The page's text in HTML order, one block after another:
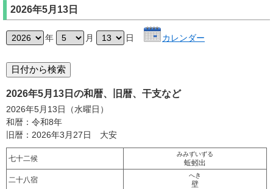
2026年5月13日
年 月 日 カレンダー
2026年5月13日の和暦、旧暦、干支など
2026年5月13日（水曜日）
和暦：令和8年
旧暦：2026年3月27日 大安
七十二候
みみずいずる
蚯蚓出
二十八宿
へき
壁